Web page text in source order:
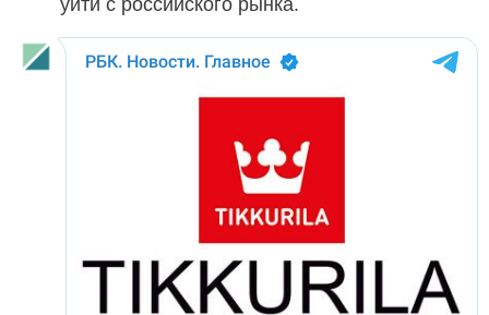
уйти с российского рынка.